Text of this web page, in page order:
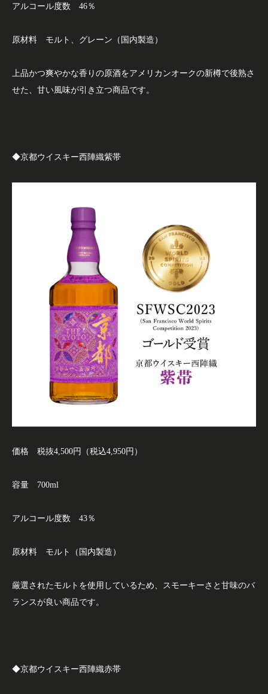
アルコール度数 46％
原材料 モルト、グレーン（国内製造）
上品かつ爽やかな香りの原酒をアメリカンオークの新樽で後熟さ
せた、甘い風味が引き立つ商品です。
◆京都ウイスキー西陣織紫帯
価格 税抜4,500円（税込4,950円）
容量 700ml
アルコール度数 43％
原材料 モルト（国内製造）
厳選されたモルトを使用しているため、スモーキーさと甘味のバ
ランスが良い商品です。
◆京都ウイスキー西陣織赤帯